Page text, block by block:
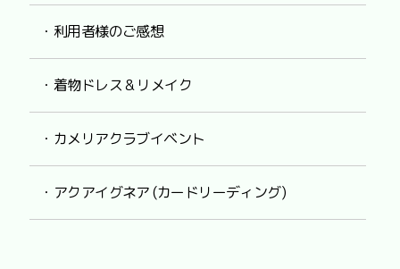
・利用者様のご感想
・着物ドレス & リメイク
・カメリアクラブイベント
・アクアイグネア (カードリーディング)